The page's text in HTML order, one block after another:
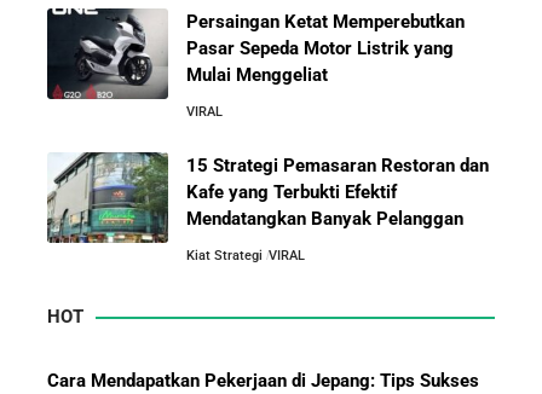
5 Alasan Kenapa Kamu Harus Bekerja di Perusahaan
Orang Lain Sebelum Bikin Bisnis Sendiri
Besar
Jurus-Jurus Bisnis UMKM Agar Bertahan Saat Krisis
Ekonomi dan Penjualan Turun
Mengapa Orang Kaya Justru Menambah Aset Saat
Persaingan Ketat Memperebutkan
Pasar Sepeda Motor Listrik yang
Mulai Menggeliat
VIRAL
15 Strategi Pemasaran Restoran dan
Kafe yang Terbukti Efektif
Mendatangkan Banyak Pelanggan
Kiat Strategi VIRAL
HOT
Cara Mendapatkan Pekerjaan di Jepang: Tips Sukses